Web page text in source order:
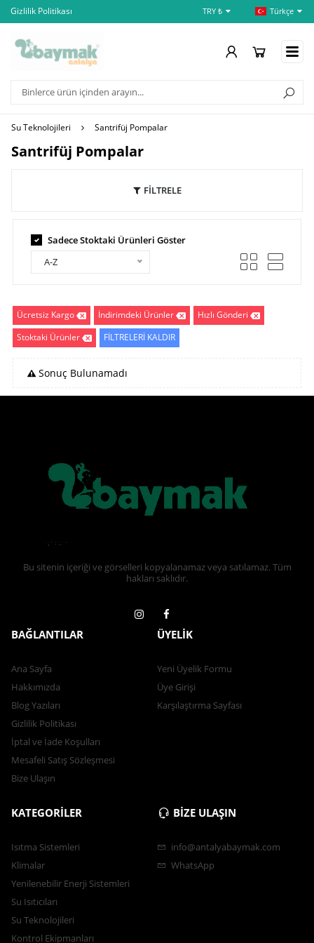
Gizlilik Politikası İptal ve İade Şartları
TRY ₺ Türkçe
Su Teknolojileri Santrifüj Pompalar
Santrifüj Pompalar
FİLTRELE
Sadece Stoktaki Ürünleri Göster
A-Z
Ücretsiz Kargo İndirimdeki Ürünler
Hızlı Gönderi
Stoktaki Ürünler
FİLTRELERİ KALDIR
Sonuç Bulunamadı
Bu sitenin içeriği ve görselleri kopyalanamaz veya satılamaz. Tüm
hakları saklıdır.
BAĞLANTILAR
Ana Sayfa
Hakkımızda
Blog Yazıları
Gizlilik Politikası
İptal ve İade Koşulları
Mesafeli Satış Sözleşmesi
Bize Ulaşın
ÜYELİK
Yeni Üyelik Formu
Üye Girişi
Karşılaştırma Sayfası
KATEGORİLER
Isıtma Sistemleri
Klimalar
Yenilenebilir Enerji Sistemleri
Su Isıtıcıları
Su Teknolojileri
Kontrol Ekipmanları
BİZE ULAŞIN
info@antalyabaymak.com
WhatsApp